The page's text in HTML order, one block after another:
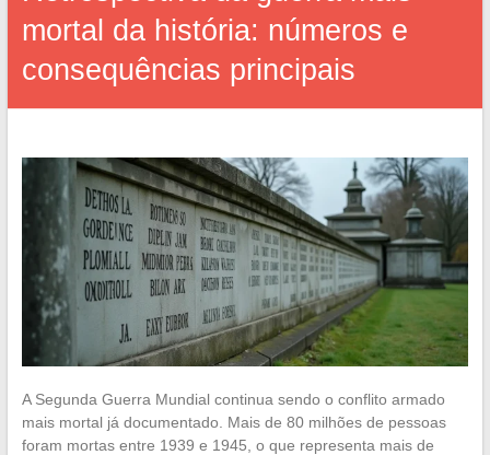
mortal da história: números e
consequências principais
A Segunda Guerra Mundial continua sendo o conflito armado
mais mortal já documentado. Mais de 80 milhões de pessoas
foram mortas entre 1939 e 1945, o que representa mais de